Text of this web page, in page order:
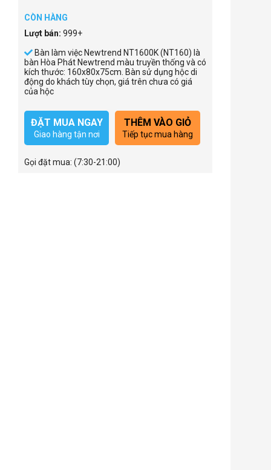
CÒN HÀNG
Lượt bán: 999+
Bàn làm việc Newtrend NT1600K (NT160) là
bàn Hòa Phát Newtrend màu truyền thống và có
kích thước: 160x80x75cm. Bàn sử dụng hộc di
động do khách tùy chọn, giá trên chưa có giá
của hộc
ĐẶT MUA NGAY
Giao hàng tận nơi
THÊM VÀO GIỎ
Tiếp tục mua hàng
Gọi đặt mua: (7:30-21:00)